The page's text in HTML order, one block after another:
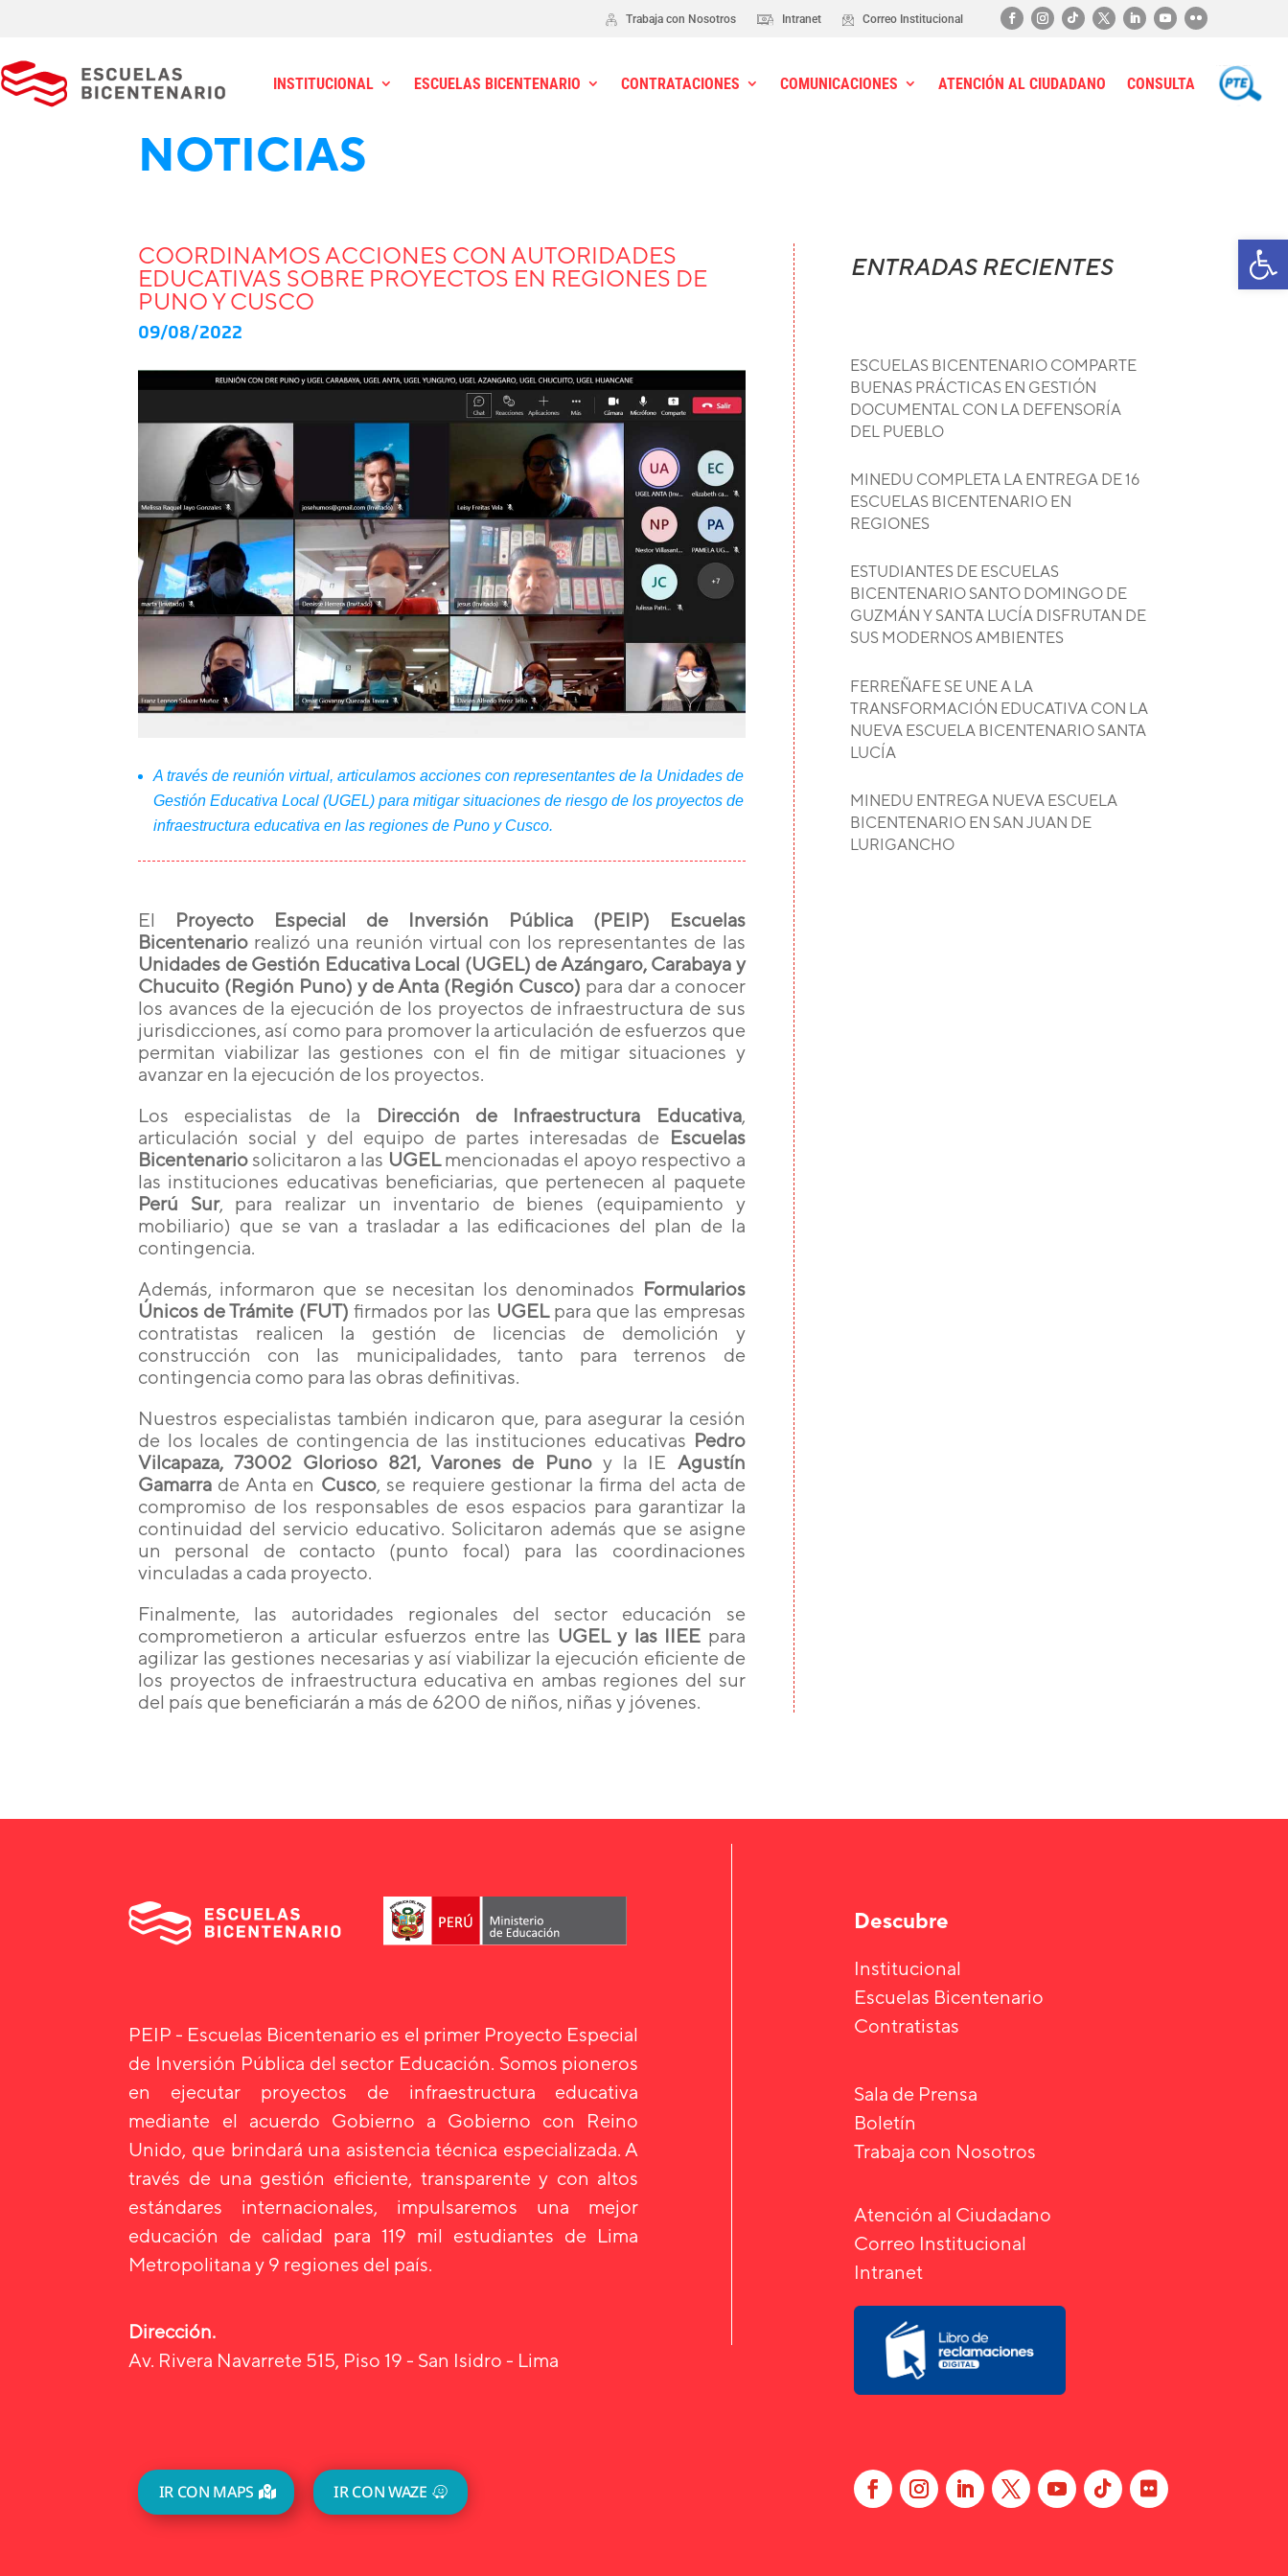
Trabaja con Nosotros Intranet Correo Institucional
INSTITUCIONAL ESCUELAS BICENTENARIO CONTRATACIONES COMUNICACIONES ATENCIÓN AL CIUDADANO CONSULTA PTE
NOTICIAS
COORDINAMOS ACCIONES CON AUTORIDADES
EDUCATIVAS SOBRE PROYECTOS EN REGIONES DE
PUNO Y CUSCO
09/08/2022
A través de reunión virtual, articulamos acciones con representantes de la Unidades de
Gestión Educativa Local (UGEL) para mitigar situaciones de riesgo de los proyectos de
infraestructura educativa en las regiones de Puno y Cusco.
El Proyecto Especial de Inversión Pública (PEIP) Escuelas
Bicentenario realizó una reunión virtual con los representantes de las
Unidades de Gestión Educativa Local (UGEL) de Azángaro, Carabaya y
Chucuito (Región Puno) y de Anta (Región Cusco) para dar a conocer
los avances de la ejecución de los proyectos de infraestructura de sus
jurisdicciones, así como para promover la articulación de esfuerzos que
permitan viabilizar las gestiones con el fin de mitigar situaciones y
avanzar en la ejecución de los proyectos.
Los especialistas de la
Dirección de Infraestructura Educativa,
articulación social y del equipo de partes interesadas de
Escuelas
Bicentenario solicitaron a las UGELmencionadas el apoyo respectivo a
las instituciones educativas beneficiarias, que pertenecen al paquete
Perú Sur, para realizar un inventario de bienes (equipamiento y
mobiliario) que se van a trasladar a las edificaciones del plan de la
contingencia.
Además, informaron que se necesitan los denominados Formularios
Únicos de Trámite (FUT) firmados por las UGELpara que las empresas
contratistas realicen la gestión de licencias de demolición y
construcción con las municipalidades, tanto para terrenos de
contingencia como para las obras definitivas. ​
Nuestros especialistas también indicaron que, para asegurar la cesión
de los locales de contingencia de las instituciones educativas Pedro
Vilcapaza, 73002 Glorioso 821, Varones de Punoy la IE Agustín
Gamarra de Anta en Cusco, se requiere gestionar la firma del acta de
compromiso de los responsables de esos espacios para garantizar la
continuidad del servicio educativo. Solicitaron además que se asigne
un personal de contacto (punto focal) para las coordinaciones
vinculadas a cada proyecto.
Finalmente, las autoridades regionales del sector educación se
comprometieron a articular esfuerzos entre las UGEL y las IIEE para
agilizar las gestiones necesarias y así viabilizar la ejecución eficiente de
los proyectos de infraestructura educativa en ambas regiones del sur
del país que beneficiarán a más de 6200 de niños, niñas y jóvenes.
ENTRADAS RECIENTES
ESCUELAS BICENTENARIO COMPARTE
BUENAS PRÁCTICAS EN GESTIÓN
DOCUMENTAL CON LA DEFENSORÍA
DEL PUEBLO
MINEDU COMPLETA LA ENTREGA DE 16
ESCUELAS BICENTENARIO EN
REGIONES
ESTUDIANTES DE ESCUELAS
BICENTENARIO SANTO DOMINGO DE
GUZMÁN Y SANTA LUCÍA DISFRUTAN DE
SUS MODERNOS AMBIENTES
FERREÑAFE SE UNE A LA
TRANSFORMACIÓN EDUCATIVA CON LA
NUEVA ESCUELA BICENTENARIO SANTA
LUCÍA
MINEDU ENTREGA NUEVA ESCUELA
BICENTENARIO EN SAN JUAN DE
LURIGANCHO
PEIP - Escuelas Bicentenario es el primer Proyecto Especial
de Inversión Pública del sector Educación. Somos pioneros
en ejecutar proyectos de infraestructura educativa
mediante el acuerdo Gobierno a Gobierno con Reino
Unido, que brindará una asistencia técnica especializada. A
través de una gestión eficiente, transparente y con altos
estándares internacionales, impulsaremos una mejor
educación de calidad para 119 mil estudiantes de Lima
Metropolitana y 9 regiones del país.
Dirección.
Av. Rivera Navarrete 515, Piso 19 - San Isidro - Lima
IR CON MAPS IR CON WAZE
Descubre
Institucional
Escuelas Bicentenario
Contratistas
Sala de Prensa
Boletín
Trabaja con Nosotros
Atención al Ciudadano
Correo Institucional
Intranet